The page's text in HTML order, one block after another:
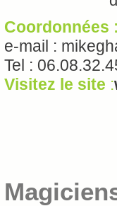
Coordonnées
e-mail :
Tel :
Visitez le site :